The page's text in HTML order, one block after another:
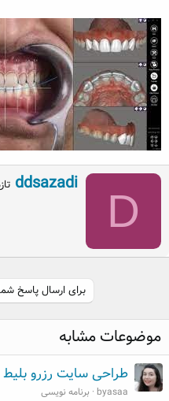
D
W
e
b
y
ddsazadi
برای ارسال پاسخ
موضوعات مشابه
طراحی سایت رزرو بلیط
byasaa برنامه نویسی